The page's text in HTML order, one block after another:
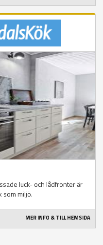
luck- och lådfronter är
som miljö.
MER INFO & TILL HEMSIDA